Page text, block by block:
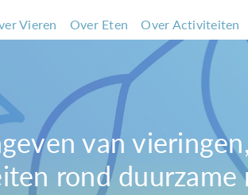
Vieren Over Eten Over Activiteiten
van
rond duurzame